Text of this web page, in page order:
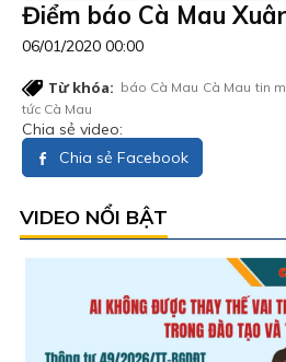
Điểm báo Cà Mau
06/01/2020 00:00
Từ khóa: báo Cà Mau Cà Mau tin
tức Cà Mau
Chia sẻ video:
Chia sẻ Facebook
VIDEO NỔI BẬT